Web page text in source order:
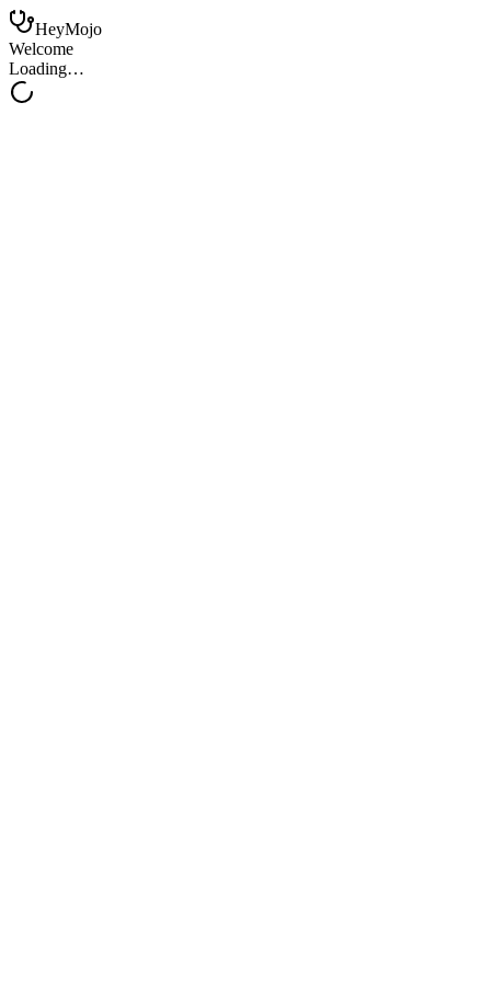
HeyMojo
Welcome
Loading…